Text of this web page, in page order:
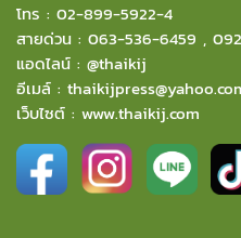
โทร : 02-899-5922-4
สายด่วน : 063-536-6459 ,
แอดไลน์ : @thaikij
อีเมล์ :
เว็บไซต์ : www.thaikij.com